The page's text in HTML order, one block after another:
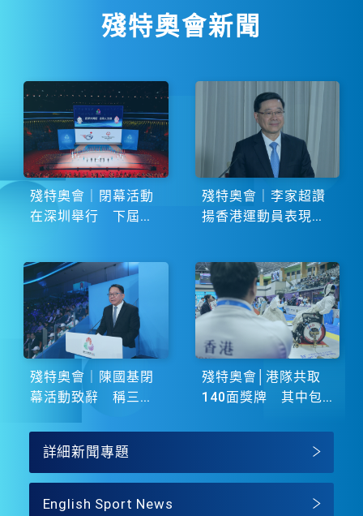
殘特奧會新聞
殘特奧會｜閉幕活動
在深圳舉行 下屆由
殘特奧會｜李家超讚
揚香港運動員表現卓
殘特奧會｜陳國基閉
幕活動致辭 稱三地
殘特奧會│港隊共取
140面獎牌 其中包
詳細新聞專題
English Sport News